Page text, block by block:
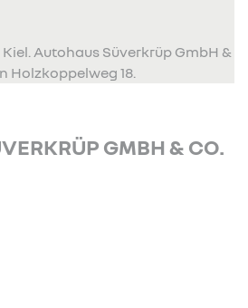
Autohaus Süverkrüp GmbH &
Holzkoppelweg 18.
GMBH & CO.